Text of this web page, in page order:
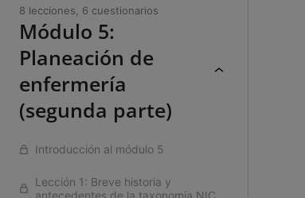
8 lecciones, 6 cuestionarios
Módulo 5:
Planeación de
enfermería
(segunda parte)
Introducción al módulo 5
Lección 1: Breve historia y
antecedentes de la taxonomía NIC